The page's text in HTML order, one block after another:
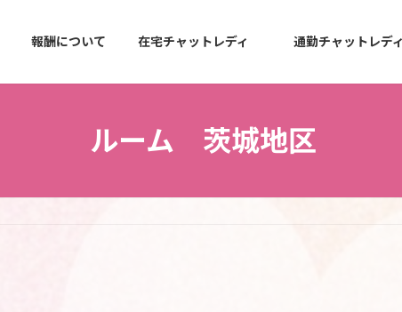
報酬について 在宅チャットレディ 通勤チャットレデ
ルーム 茨城地区